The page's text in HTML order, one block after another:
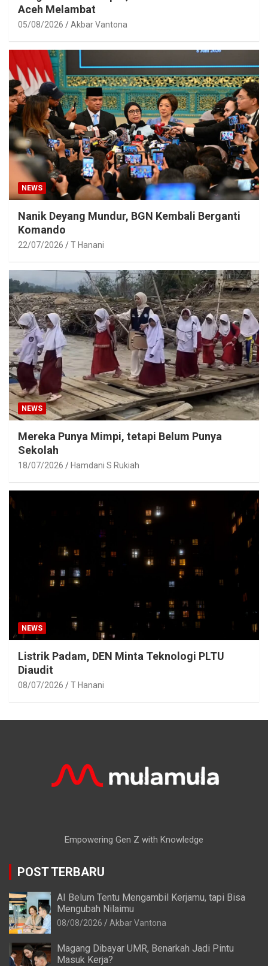
Aceh Melambat
05/08/2026 Akbar Vantona
NEWS
Nanik Deyang Mundur, BGN Kembali Berganti
Komando
22/07/2026 T Hanani
NEWS
Mereka Punya Mimpi, tetapi Belum Punya
Sekolah
18/07/2026 Hamdani S Rukiah
NEWS
Listrik Padam, DEN Minta Teknologi PLTU
Diaudit
08/07/2026 T Hanani
Empowering Gen Z with Knowledge
POST TERBARU
AI Belum Tentu Mengambil Kerjamu, tapi Bisa
Mengubah Nilaimu
08/08/2026 Akbar Vantona
Magang Dibayar UMR, Benarkah Jadi Pintu
Masuk Kerja?